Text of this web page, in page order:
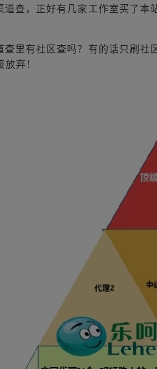
道查，正好有几家工作室买了
查里有社区查吗？有的话只刷
弃！